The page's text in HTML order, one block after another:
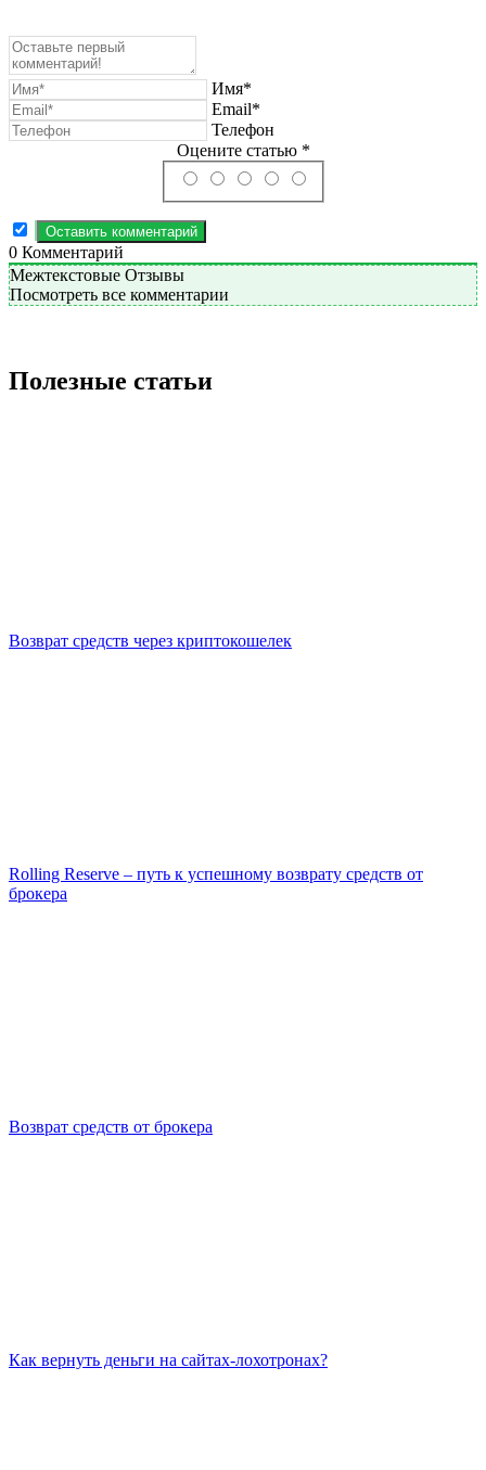
Имя*
Email*
Телефон
Оцените статью *
0 Комментарий
Межтекстовые Отзывы
Посмотреть все комментарии
Полезные статьи
Возврат средств через криптокошелек
Rolling Reserve – путь к успешному возврату средств от
брокера
Возврат средств от брокера
Как вернуть деньги на сайтах-лохотронах?